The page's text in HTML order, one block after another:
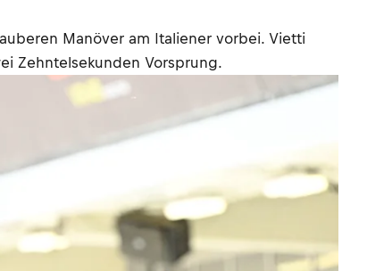
Manöver am Italiener vorbei. Vietti
Zehntelsekunden Vorsprung.